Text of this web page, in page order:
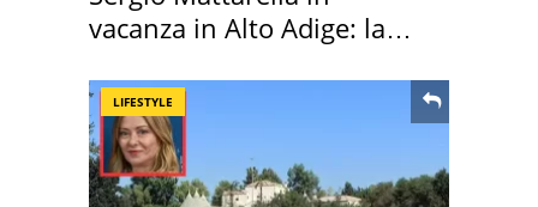
vacanza in Alto Adige: la
LIFESTYLE